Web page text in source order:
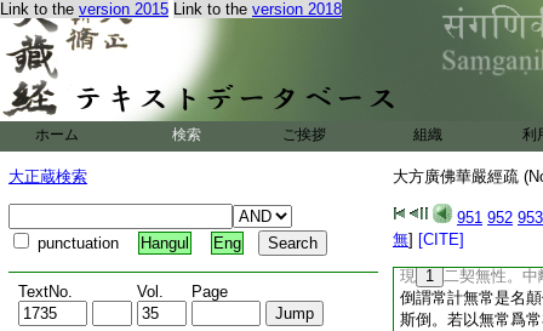
Link to the version 2015 Link to the version 2018
ホーム 検索 ご挨拶 組織 利
大正蔵検索
punctuation Hangul Eng
TextNo. Vol. Page
大方廣佛華嚴經疏
951 952 953
無] [CITE]
正。各有申敬。前
定敬讃。前中三。
三總結成益。今初。
加行。信願者是定
虚空下契法性之眞
法界之深觀。於中
於斷下智契無性。
下會歸中道。此三
報酬善惡故云業起
起。自修成佛信爲
現 1 二契無性。中
倒謂常計無常是名
斯倒。若以無常爲